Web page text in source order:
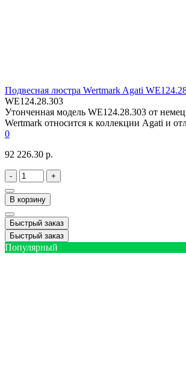
Подвесная люстра Wertmark Agati
WE124.28.303
Утонченная модель WE124.28.303 от
Wertmark относится к коллекции Agati и
0
92 226.30 р.
- +
В корзину
Быстрый заказ
Быстрый заказ
Популярный